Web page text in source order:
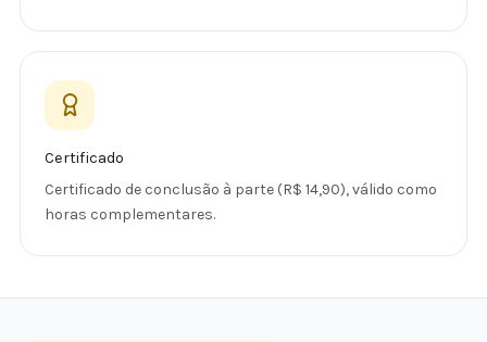
Certificado
Certificado de conclusão à parte (R$ 14,90), válido como
horas complementares.